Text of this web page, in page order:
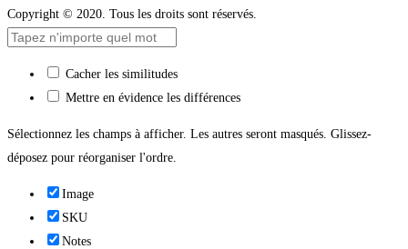
Copyright © 2020. Tous les droits sont réservés.
Cacher les similitudes
Mettre en évidence les différences
Sélectionnez les champs à afficher. Les autres seront masqués. Glissez-
déposez pour réorganiser l'ordre.
Image
SKU
Notes